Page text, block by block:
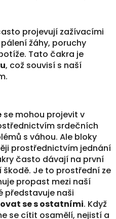
projevují zažívacími
žáhy, poruchy
Tato čakra je
, což souvisí s naší
se mohou projevit v
srdečních
s váhou. Ale bloky
prostřednictvím jednání
často dávají na první
Je to prostřední ze
propast mezi naší
představuje naši
se s ostatními. Když
se cítit osamělí, nejistí a